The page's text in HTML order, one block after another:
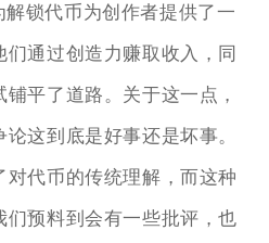
锁代币为创作者提供了一
通过创造力赚取收入，同
平了道路。关于这一点，
这到底是好事还是坏事。
代币的传统理解，而这种
预料到会有一些批评，也